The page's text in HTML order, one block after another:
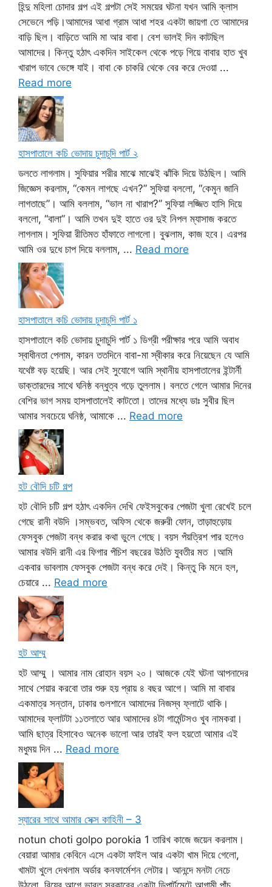
হিন্দু মহিলা চোদার গল্প এই গল্পটা সেই সময়ের ঘটনা যখন আমি ক্লাস
সেভেনে পড়ি।আমাদের আধা গ্রাম আধা শহর একটা জায়গা তে আমাদের
বাড়ি ছিল। বাড়িতে আমি মা আর বাবা। বেশ ভালই দিন কাটছিল
আমাদের। কিন্তু হঠাৎ একদিন সাইকেল থেকে পড়ে গিয়ে বাবার হাত খুব
খারাপ ভাবে ভেঙ্গে যাই। বাবা কে চাকরি থেকে বের করে দেওয়া ...
Read more
হাসপাতালে কচি ভোদায় চুদাচুদি পার্ট ২
ডলতে লাগলাম। সুফিয়ার শরীর মাঝে মাঝেই ঝাঁকি দিয়ে উঠছিল। আমি
জিজ্ঞেস করলাম, “কেমন লাগছে এখন?” সুফিয়া বললো, “কেমুন জানি
লাগতাছে”। আমি বললাম, “ভাল না খারাপ?” সুফিয়া লজ্জিত হাসি দিয়ে
বললো, “বালা”। আমি তখন দুই হাতে ওর দুই নিপল ম্যাসাজ করতে
লাগলাম। সুফিয়া রীতিমত হাঁফাতে লাগলো। বুঝলাম, কাজ হবে। এরপর
আমি ওর দুধে চাপ দিয়ে বললাম, ... Read more
হাসপাতালে কচি ভোদায় চুদাচুদি পার্ট ১
হাসপাতালে কচি ভোদায় চুদাচুদি পার্ট ১ ডিগ্রী পরীক্ষার পরে আমি অবাধ
স্বাধীনতা পেলাম, কারন ততদিনে বাবা-মা স্বীকার করে নিয়েছেন যে আমি
যথেষ্ট বড় হয়েছি। আর সেই সুযোগে আমি স্থানীয় হাসপাতালের ইন্টার্নী
ডাক্তারদের সাথে ঘনিষ্ঠ বন্ধুত্ব গড়ে তুললাম। বলতে গেলে আমার দিনের
বেশির ভাগ সময় হাসপাতালেই কাটতো। তাদের মধ্যে ডাঃ সুবীর ছিল
আমার সবচেয়ে ঘনিষ্ঠ, আমাকে ... Read more
হট বৌদি চটি গল্প
হট বৌদি চটি গল্প হঠাৎ একদিন দেখি ফেইসবুকের পেজটা খুলা রেখেই চলে
গেছে রানী বউদি ।সম্ভবত, অফিস থেকে জরুরী ফোন, তাড়াহুড়োয়
ফেসবুক পেজটা বন্ধ করার কথা ভুলে গেছে। বয়স পঁয়ত্রিশ পার হলেও
আমার বউদি রানী এর ফিগার পঁচিশ বছরের উঠতি যুবতীর মত ।আমি
একবার ভাবলাম ফেসবুক পেজটা বন্ধ করে দেই। কিন্তু কি মনে হল,
চেয়ারে ... Read more
হট আম্মু
হট আম্মু । আমার নাম রোহান বয়স ২০। আজকে যেই ঘটনা আপনাদের
সাথে শেয়ার করবো তার শুরু হয় প্রায় ৪ বছর আগে। আমি মা বাবার
একমাত্র সন্তান, ঢাকার গুলশানে আমাদের নিজস্ব ফ্লাটে থাকি।
আমাদের ফ্লাটটা ১১তলাতে আর আমাদের ৪টা গার্মেন্টসও খুব নামকরা।
আমি ছাত্র হিসাবেও অনেক ভালো আর তারই ফল হয়তো আমার এই
মধুময় দিন ... Read more
স্যারের সাথে আমার সেক্স কাহিনী – 3
notun choti golpo porokia 1 তারিখ কাজে জয়েন করলাম।
বেয়ারা আমার কেবিনে এসে একটা ফাইল আর একটা খাম দিয়ে গেলো,
খামটা খুলে দেখলাম অর্ডার কনফার্মেশন লেটার। আনন্দে মনটা নেচে